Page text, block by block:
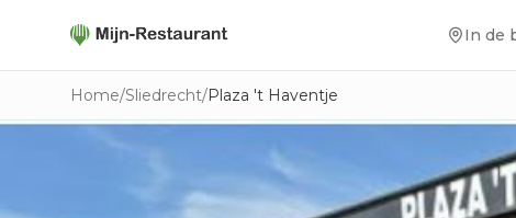
In de
Home/Sliedrecht/Plaza 't Haventje